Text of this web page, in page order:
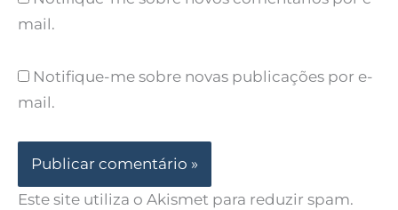
mail.
Notifique-me sobre novas publicações por e-
mail.
Este site utiliza o Akismet para reduzir spam.